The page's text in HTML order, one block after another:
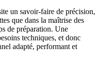
un savoir-faire de précision,
que dans la maîtrise des
de préparation. Une
techniques, et donc
adapté, performant et